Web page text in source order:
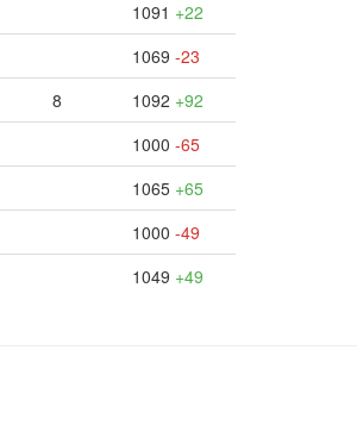
1091 +22
1069 -23
8 1092 +92
1000 -65
1065 +65
1000 -49
1049 +49